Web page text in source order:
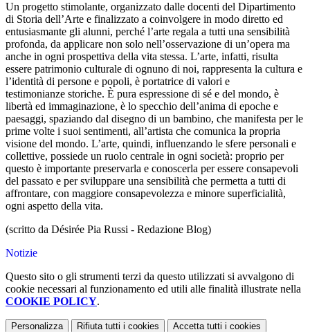
Un progetto stimolante, organizzato dalle docenti del Dipartimento
di Storia dell’Arte e finalizzato a coinvolgere in modo diretto ed
entusiasmante gli alunni, perché l’arte regala a tutti una sensibilità
profonda, da applicare non solo nell’osservazione di un’opera ma
anche in ogni prospettiva della vita stessa. L’arte, infatti, risulta
essere patrimonio culturale di ognuno di noi, rappresenta la cultura e
l’identità di persone e popoli, è portatrice di valori e
testimonianze storiche. È pura espressione di sé e del mondo, è
libertà ed immaginazione, è lo specchio dell’anima di epoche e
paesaggi, spaziando dal disegno di un bambino, che manifesta per le
prime volte i suoi sentimenti, all’artista che comunica la propria
visione del mondo. L’arte, quindi, influenzando le sfere personali e
collettive, possiede un ruolo centrale in ogni società: proprio per
questo è importante preservarla e conoscerla per essere consapevoli
del passato e per sviluppare una sensibilità che permetta a tutti di
affrontare, con maggiore consapevolezza e minore superficialità,
ogni aspetto della vita.
(scritto da Désirée Pia Russi - Redazione Blog)
Notizie
Questo sito o gli strumenti terzi da questo utilizzati si avvalgono di
cookie necessari al funzionamento ed utili alle finalità illustrate nella
COOKIE POLICY.
Personalizza Rifiuta tutti i cookies Accetta tutti i cookies